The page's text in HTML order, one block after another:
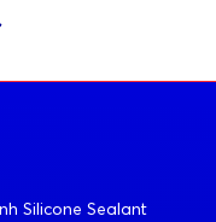
Silicone Sealant